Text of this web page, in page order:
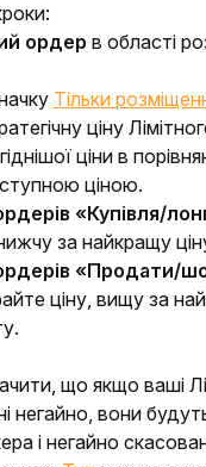
ордер в області
Тільки
ціну
ціни в
ціною.
«Купівля/
за найкращу
«Продати/
ціну, вищу за
що якщо ваші
негайно, вони
і негайно